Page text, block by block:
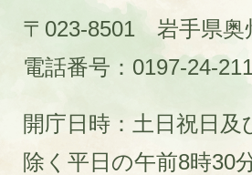
〒023-8501 岩手県奥
電話番号：0197-24-
開庁日時：土日祝日
除く平日の午前8時30